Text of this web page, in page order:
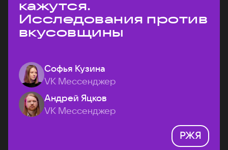
кажутся.
Исследования против
вкусовщины
Софья Кузина
VK Мессенджер
Андрей Яцков
VK Мессенджер
РЖЯ